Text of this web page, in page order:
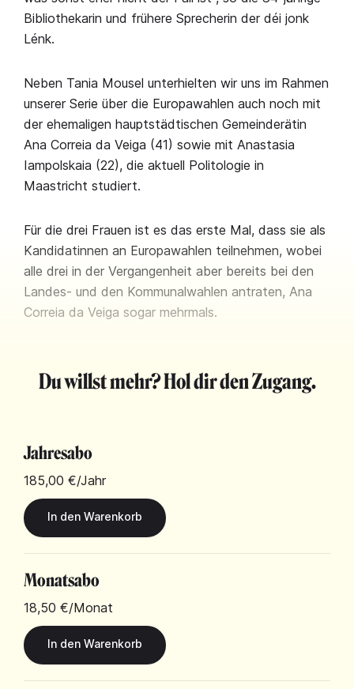
Bibliothekarin und frühere Sprecherin der déi jonk
Lénk.
Neben Tania Mousel unterhielten wir uns im Rahmen
unserer Serie über die Europawahlen auch noch mit
der ehemaligen hauptstädtischen Gemeinderätin
Ana Correia da Veiga (41) sowie mit Anastasia
Iampolskaia (22), die aktuell Politologie in
Maastricht studiert.
Für die drei Frauen ist es das erste Mal, dass sie als
Kandidatinnen an Europawahlen teilnehmen, wobei
alle drei in der Vergangenheit aber bereits bei den
Landes- und den Kommunalwahlen antraten, Ana
Correia da Veiga sogar mehrmals.
Du willst mehr? Hol dir den Zugang.
Jahresabo
185,00 €/Jahr
Monatsabo
18,50 €/Monat